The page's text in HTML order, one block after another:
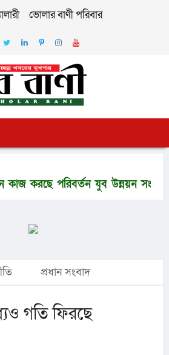
ভোলার বাণী পরিবার
পরিবর্তন যুব উন্নয়ন সংস্থা
প্রধান সংবাদ
গতি ফিরছে